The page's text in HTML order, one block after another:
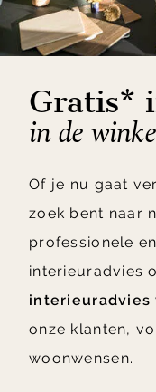
Gratis*
in de
Of je nu gaat
zoek bent naar
professionele
interieuradvies
interieuradvies
onze klanten,
woonwensen.